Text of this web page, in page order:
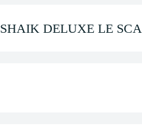
SHAIK DELUXE LE